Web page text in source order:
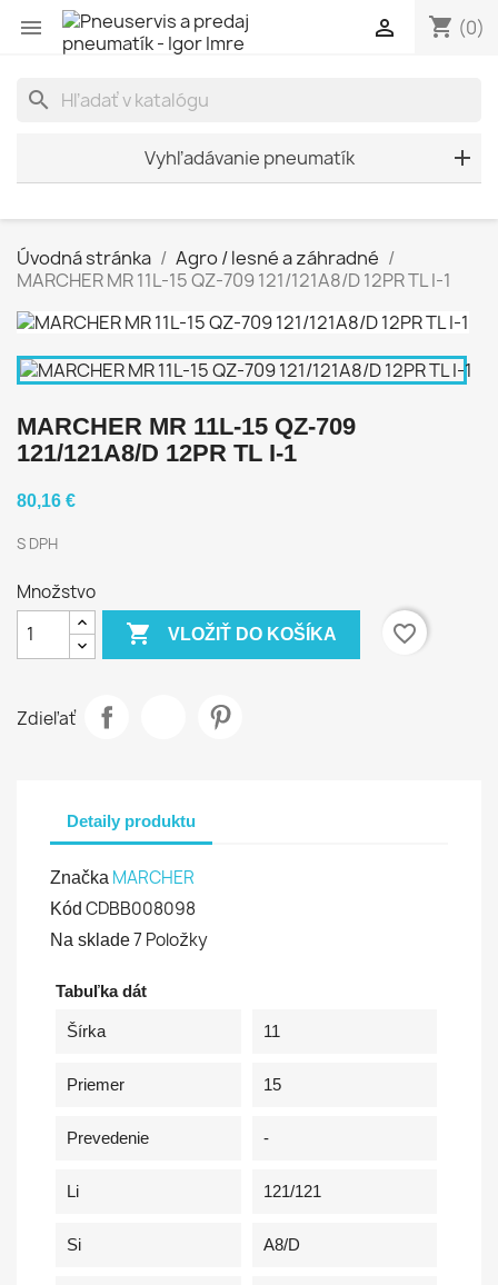
 shopping_cart (0)

search
Vyhľadávanie pneumatík
Úvodná stránka
Agro / lesné a záhradné
MARCHER MR 11L-15 QZ-709 121/121A8/D 12PR TL I-1
MARCHER MR 11L-15 QZ-709
121/121A8/D 12PR TL I-1
80,16 €
S DPH
Množstvo
 VLOŽIŤ DO KOŠÍKA favorite_border
Zdieľať
Detaily produktu
Značka MARCHER
Kód CDBB008098
Na sklade7 Položky
Tabuľka dát
Šírka 11
Priemer 15
Prevedenie -
Li 121/121
Si A8/D